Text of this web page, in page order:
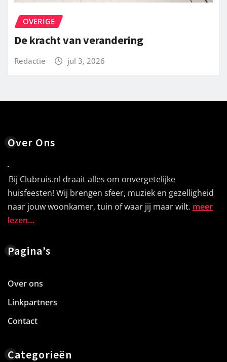
OVERIGE
De kracht van verandering
Redactie jul 3, 2026
Over Ons
Bij Clubruis.nl draait alles om onvergetelijke
huisfeesten! Wij brengen sfeer, muziek en gezelligheid
naar jouw woonkamer, tuin of waar jij maar wilt. meer
lezen…
Pagina’s
Over ons
Linkpartners
Contact
Categorieën